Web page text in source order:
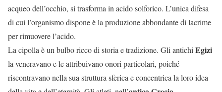
acqueo dell’occhio, si trasforma in acido solforico. L’unica difesa
di cui l’organismo dispone è la produzione abbondante di lacrime
per rimuovere l’acido.
La cipolla è un bulbo ricco di storia e tradizione. Gli antichi Egizi
la veneravano e le attribuivano onori particolari, poiché
riscontravano nella sua struttura sferica e concentrica la loro idea